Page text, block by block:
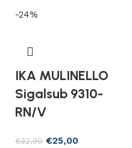
-24%
IKA MULINELLO
Sigalsub 9310-
RN/V
€32,90 €25,00